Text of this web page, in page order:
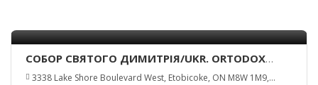
СОБОР СВЯТОГО ДИМИТРІЯ/UKR. ORTODOX
CHURCH OF ST. DEMETRIUS
3338 Lake Shore Boulevard West, Etobicoke, ON M8W 1M9,